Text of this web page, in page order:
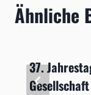
Ähnliche
37.
Gesellschaft